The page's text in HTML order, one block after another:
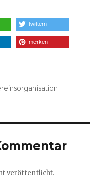
twittern
merken
veröffentlicht.